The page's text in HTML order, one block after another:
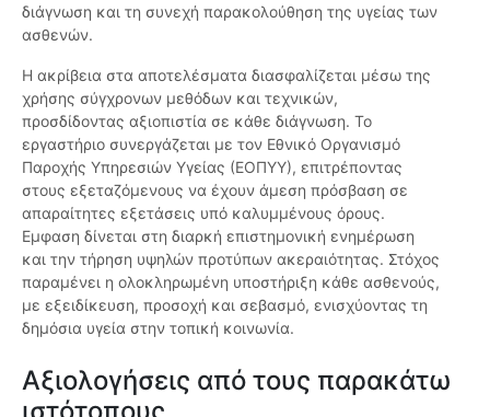
διάγνωση και τη συνεχή παρακολούθηση της υγείας των
ασθενών.
Η ακρίβεια στα αποτελέσματα διασφαλίζεται μέσω της
χρήσης σύγχρονων μεθόδων και τεχνικών,
προσδίδοντας αξιοπιστία σε κάθε διάγνωση. Το
εργαστήριο συνεργάζεται με τον Εθνικό Οργανισμό
Παροχής Υπηρεσιών Υγείας (ΕΟΠΥΥ), επιτρέποντας
στους εξεταζόμενους να έχουν άμεση πρόσβαση σε
απαραίτητες εξετάσεις υπό καλυμμένους όρους.
Εμφαση δίνεται στη διαρκή επιστημονική ενημέρωση
και την τήρηση υψηλών προτύπων ακεραιότητας. Στόχος
παραμένει η ολοκληρωμένη υποστήριξη κάθε ασθενούς,
με εξειδίκευση, προσοχή και σεβασμό, ενισχύοντας τη
δημόσια υγεία στην τοπική κοινωνία.
Αξιολογήσεις από τους παρακάτω